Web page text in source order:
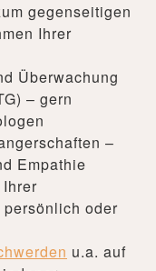
gegenseitigen
Ihrer
Überwachung
– gern
–
Empathie
oder
u.a. auf